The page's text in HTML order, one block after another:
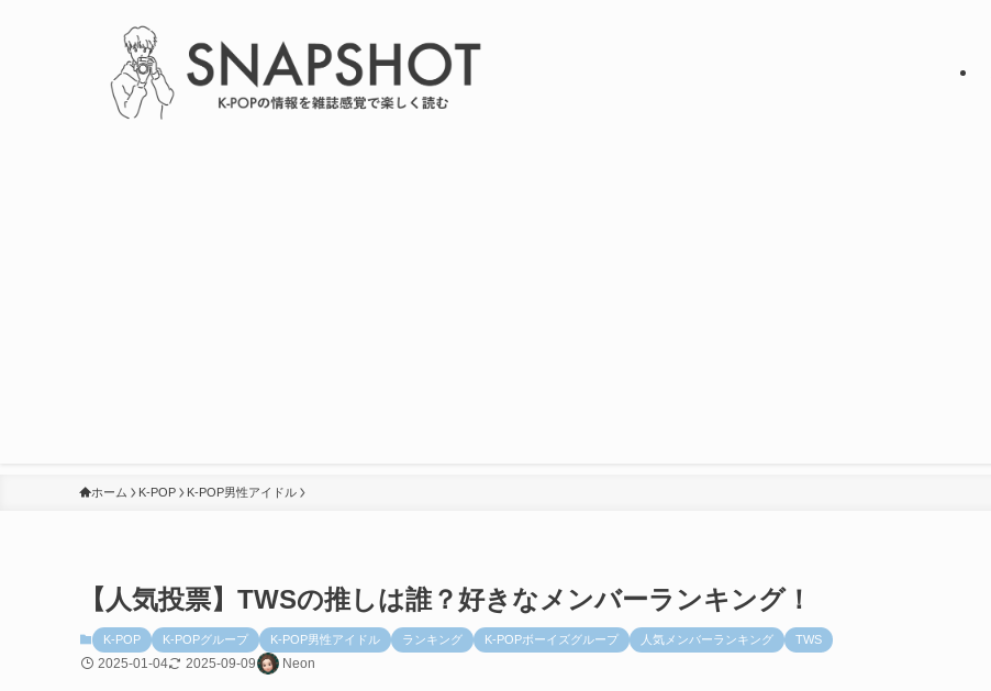
ホーム K-POP K-POP男性アイドル
【人気投票】TWSの推しは誰？好きなメンバーランキング！
K-POP K-POPグループ K-POP男性アイドル ランキング K-POPボーイズグループ 人気メンバーランキング TWS
2025-01-04 2025-09-09 Neon